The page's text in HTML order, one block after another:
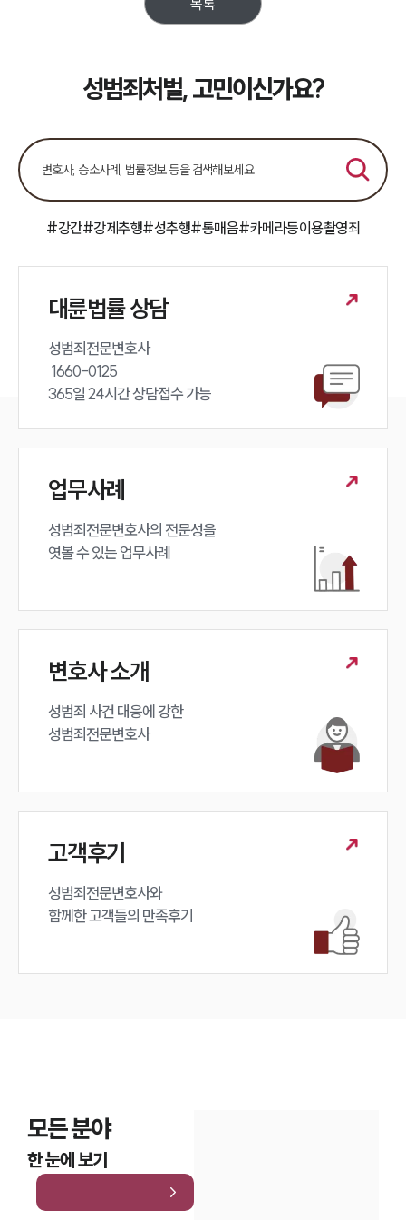
업무분야
전체
구성원 소개
성범죄전문변호사
소식/자료
언론보도
법률 블로그
뉴스레터/브로슈어
대륜법률상담예약
성범죄처벌, 고민이신가요?
#강간#강제추행#성추행#통매음#카메라등이용촬영죄
대륜법률 상담
성범죄전문변호사
365일 24시간 상담접수 가능
업무사례
성범죄전문변호사의 전문성을
엿볼 수 있는 업무사례
변호사 소개
성범죄 사건 대응에 강한
성범죄전문변호사
고객후기
성범죄전문변호사와
함께한 고객들의 만족후기
모든 분야
한 눈에 보기